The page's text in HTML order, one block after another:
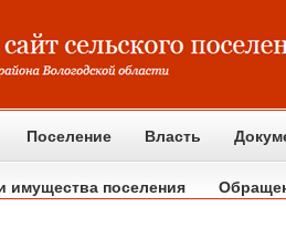
Поселение Власть
имущества поселения